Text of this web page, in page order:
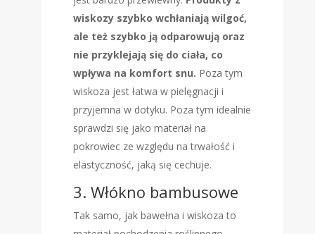
wiskozy szybko wchłaniają wilgoć,
ale też szybko ją odparowują oraz
nie przyklejają się do ciała, co
wpływa na komfort snu. Poza tym
wiskoza jest łatwa w pielęgnacji i
przyjemna w dotyku. Poza tym idealnie
sprawdzi się jako materiał na
pokrowiec ze względu na trwałość i
elastyczność, jaką się cechuje.
3. Włókno bambusowe
Tak samo, jak bawełna i wiskoza to